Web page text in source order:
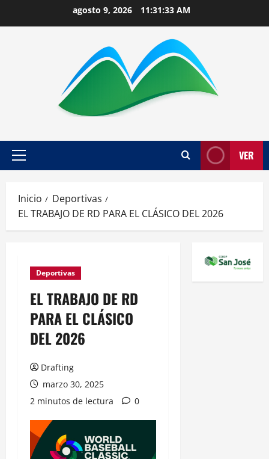
agosto 9, 2026 11:31:34 AM
Menú
VER
Inicio
Deportivas
EL TRABAJO DE RD PARA EL CLÁSICO DEL 2026
Deportivas
EL TRABAJO DE RD
PARA EL CLÁSICO
DEL 2026
Drafting
marzo 30, 2025
2 minutos de lectura
0